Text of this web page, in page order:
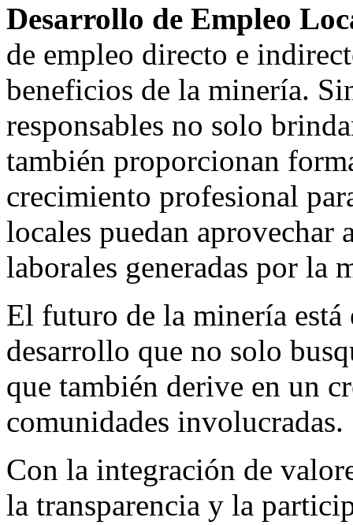
Desarrollo de Empleo
de empleo directo e
beneficios de la minería.
responsables no solo
también proporcionan
crecimiento profesional
locales puedan
laborales generadas por la
El futuro de la minería
desarrollo que no solo
que también derive en un
comunidades involucradas.
Con la integración de
la transparencia y la